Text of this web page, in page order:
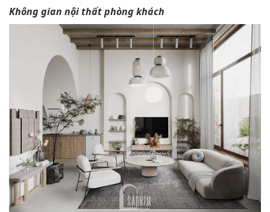
Không gian nội thất phòng khách